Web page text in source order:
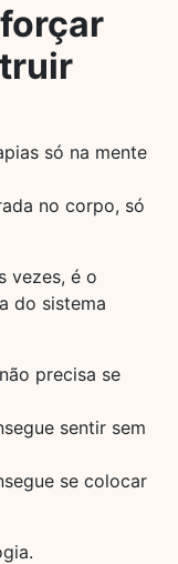
só na mente
no corpo, só
vezes, é o
do sistema
precisa se
sentir sem
se colocar